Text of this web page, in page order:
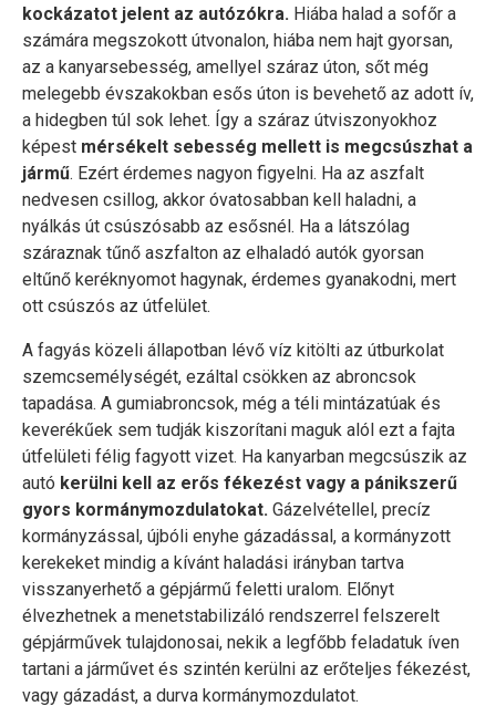
kockázatot jelent az autózókra. Hiába halad a sofőr a
számára megszokott útvonalon, hiába nem hajt gyorsan,
az a kanyarsebesség, amellyel száraz úton, sőt még
melegebb évszakokban esős úton is bevehető az adott ív,
a hidegben túl sok lehet. Így a száraz útviszonyokhoz
képest mérsékelt sebesség mellett is megcsúszhat a
jármű. Ezért érdemes nagyon figyelni. Ha az aszfalt
nedvesen csillog, akkor óvatosabban kell haladni, a
nyálkás út csúszósabb az esősnél. Ha a látszólag
száraznak tűnő aszfalton az elhaladó autók gyorsan
eltűnő keréknyomot hagynak, érdemes gyanakodni, mert
ott csúszós az útfelület.
A fagyás közeli állapotban lévő víz kitölti az útburkolat
szemcsemélységét, ezáltal csökken az abroncsok
tapadása. A gumiabroncsok, még a téli mintázatúak és
keverékűek sem tudják kiszorítani maguk alól ezt a fajta
útfelületi félig fagyott vizet. Ha kanyarban megcsúszik az
autó kerülni kell az erős fékezést vagy a pánikszerű
gyors kormánymozdulatokat. Gázelvétellel, precíz
kormányzással, újbóli enyhe gázadással, a kormányzott
kerekeket mindig a kívánt haladási irányban tartva
visszanyerhető a gépjármű feletti uralom. Előnyt
élvezhetnek a menetstabilizáló rendszerrel felszerelt
gépjárművek tulajdonosai, nekik a legfőbb feladatuk íven
tartani a járművet és szintén kerülni az erőteljes fékezést,
vagy gázadást, a durva kormánymozdulatot.